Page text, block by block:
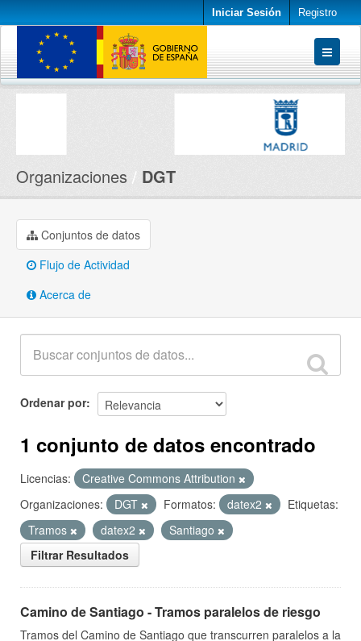
Iniciar Sesión Registro
Conjuntos de datos
Organizaciones DGT
Conjuntos de datos
Flujo de Actividad
Acerca de
Ordenar por
1 conjunto de datos encontrado
Licencias:
Creative Commons Attribution
Organizaciones:
DGT Formatos: datex2
Etiquetas:
Tramos
datex2
Santiago
Filtrar Resultados
Camino de Santiago - Tramos paralelos de riesgo
Tramos del Camino de Santiago que transcurren paralelos a la